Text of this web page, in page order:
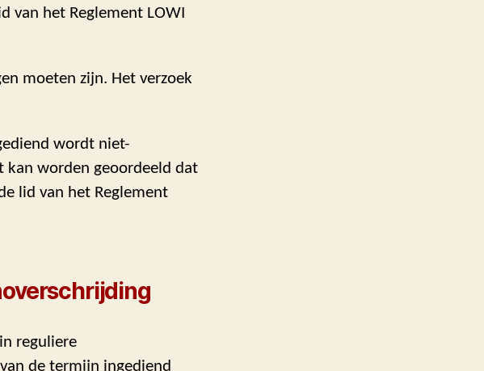
van het Reglement LOWI
moeten zijn. Het verzoek
wordt niet-
worden geoordeeld dat
lid van het Reglement
reguliere
de termijn ingediend